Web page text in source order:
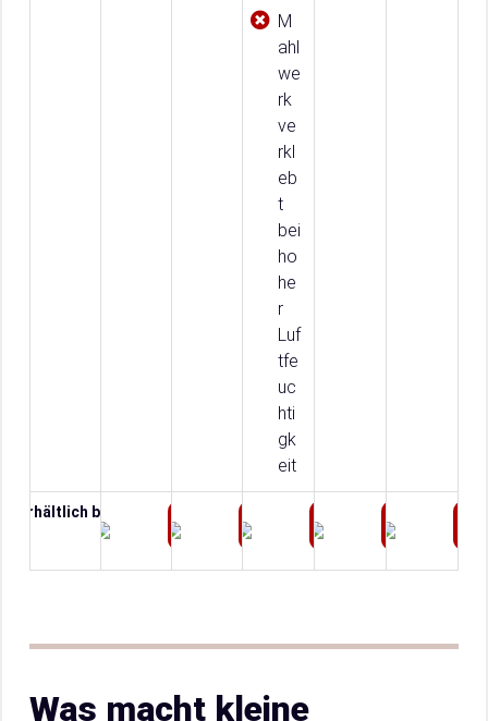
M
ahl
we
rk
ve
rkl
eb
t
bei
ho
he
r
Luf
tfe
uc
hti
gk
eit
Erhältlich bei
Preis PrüfenPreis PrüfenPreis Prüfen
Was macht kleine